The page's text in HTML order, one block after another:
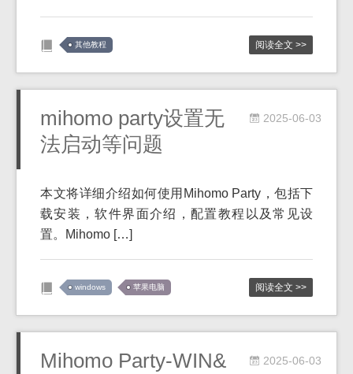
其他教程 阅读全文 >>
mihomo party设置无
法启动等问题
2025-06-03
本文将详细介绍如何使用Mihomo Party，包括下
载安装，软件界面介绍，配置教程以及常见设
置。Mihomo […]
windows 苹果电脑 阅读全文 >>
Mihomo Party-WIN&
2025-06-03